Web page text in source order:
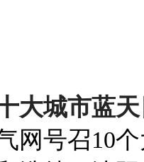
大城市蓝
网号召10